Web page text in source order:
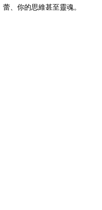
蕾、你的思維甚至靈魂。